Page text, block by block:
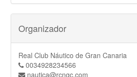
Organizador
Real Club Náutico de Gran Canaria
0034928234566
nautica@rcngc.com